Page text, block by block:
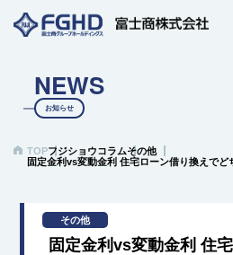
NEWS
お知らせ
TOPフジショウコラムその他
固定金利vs変動金利 住宅ローン借り換えでど
その他
固定金利vs変動金利 住